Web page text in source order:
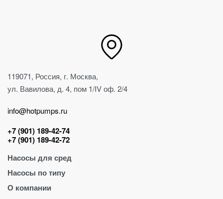
119071, Россия, г. Москва,
ул. Вавилова, д. 4, пом 1/IV оф. 2/4
info@hotpumps.ru
+7 (901) 189-42-74
+7 (901) 189-42-72
Насосы для сред
Для абразива
Для воды
Насосы по типу
Винтовые насосы
О компании